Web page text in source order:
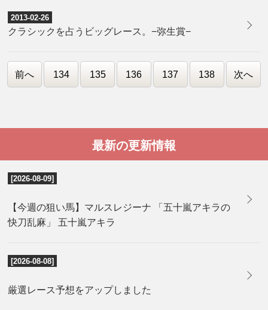
2013-02-26
クラシックを占うビッグレース。−弥生賞−
前へ 134 135 136 137 138 次へ
最新の更新情報
[2026-08-09]
【今週の狙い馬】マルスレジーナ 「五十嵐アキラの
快刀乱麻」 五十嵐アキラ
[2026-08-08]
厳選レース予想をアップしました